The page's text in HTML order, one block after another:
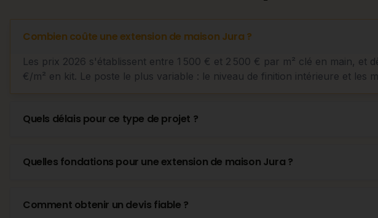
Combien coûte une extension de maison Jura ?
Les prix 2026 s'établissent entre 1 500 € et 2 500 € par m² clé en main, et
€/m² en kit. Le poste le plus variable : le niveau de finition intérieure et les
Quels délais pour ce type de projet ?
Quelles fondations pour une extension de maison Jura ?
Comment obtenir un devis fiable ?